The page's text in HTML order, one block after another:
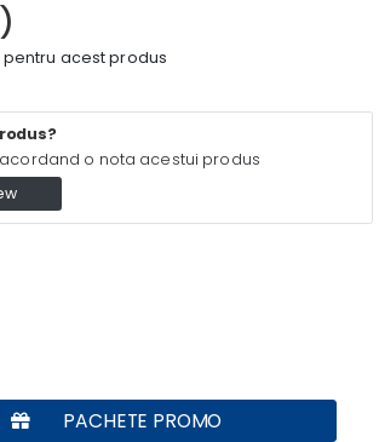
acest produs
o nota acestui produs
PACHETE PROMO